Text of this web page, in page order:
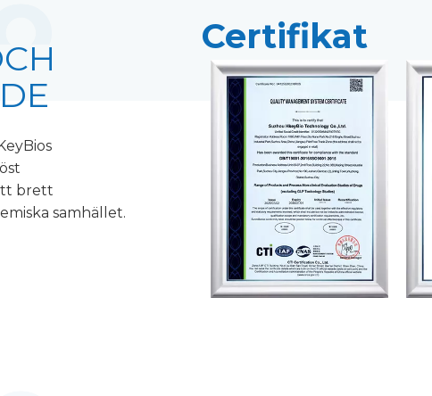
brett
samhället.
Certifikat